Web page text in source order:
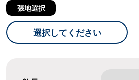
張地選択
選択してください